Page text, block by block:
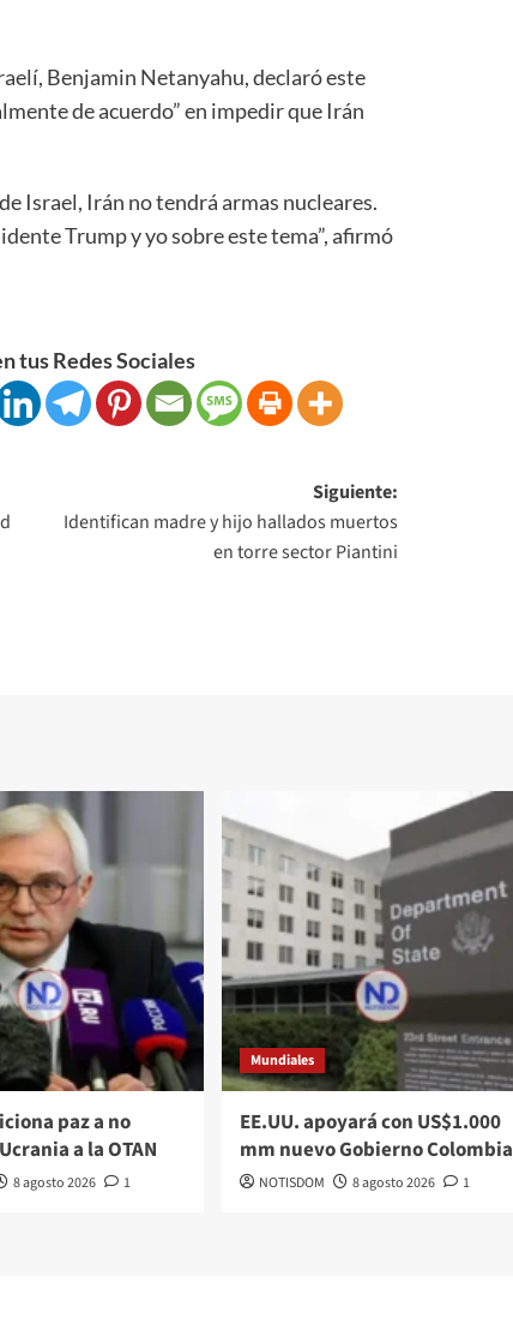
Benjamin Netanyahu, declaró este
de acuerdo” en impedir que Irán
Israel, Irán no tendrá armas nucleares.
Trump y yo sobre este tema”, afirmó
tus Redes Sociales
Siguiente:
Identifican madre y hijo hallados muertos
en torre sector Piantini
paz a no
a la OTAN
8 agosto 2026 1
Mundiales
EE.UU. apoyará con US$1.000
mm nuevo Gobierno Colombia
NOTISDOM 8 agosto 2026 1